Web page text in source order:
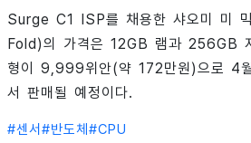
Surge C1 ISP를 채용한 샤오미 미
Fold)의 가격은 12GB 램과 256GB
형이 9,999위안(약 172만원)으로 4
서 판매될 예정이다.
#센서 #반도체 #CPU